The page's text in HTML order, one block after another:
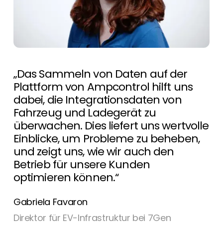
„Das Sammeln von Daten auf der
Plattform von Ampcontrol hilft uns
dabei, die Integrationsdaten von
Fahrzeug und Ladegerät zu
überwachen. Dies liefert uns wertvolle
Einblicke, um Probleme zu beheben,
und zeigt uns, wie wir auch den
Betrieb für unsere Kunden
optimieren können.“
Gabriela Favaron
Direktor für EV-Infrastruktur bei 7Gen